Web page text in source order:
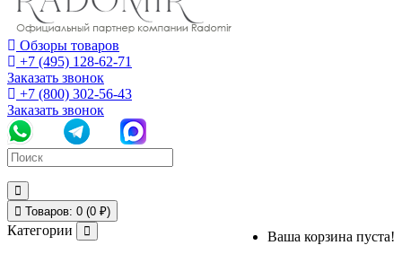
Обзоры товаров
+7 (495) 128-62-71
Заказать звонок
+7 (800) 302-56-43
Заказать звонок
Товаров: 0 (0 ₽)
Ваша корзина пуста!
Категории